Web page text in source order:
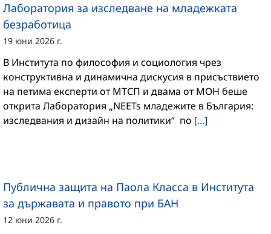
Лаборатория за изследване на младежката
безработица
19 юни 2026 г.
В Института по философия и социология чрез
конструктивна и динамична дискусия в присъствието
на петима експерти от МТСП и двама от МОН беше
открита Лаборатория „NEETs младежите в България:
изследвания и дизайн на политики“ по [...]
Публична защита на Паола Класса в Института
за държавата и правото при БАН
12 юни 2026 г.